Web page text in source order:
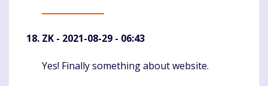
ZK - 2021-08-29 - 06:43
Komentaras
Yes! Finally something about website.